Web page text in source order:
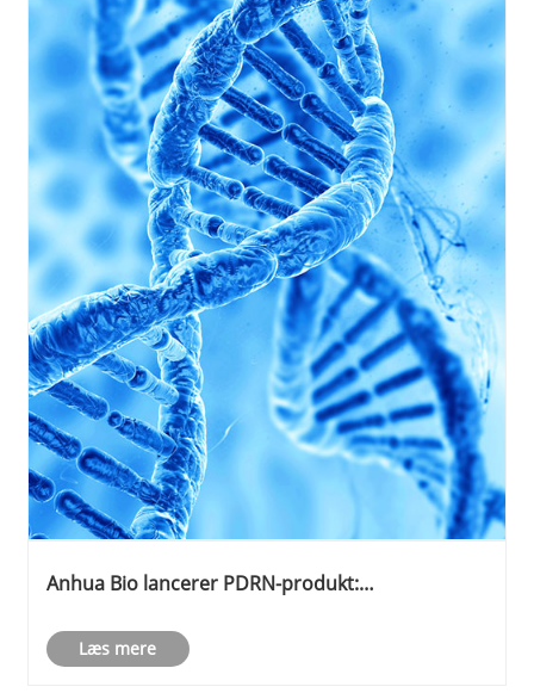
Anhua Bio lancerer PDRN-produkt:
vævsregenereringsråmaterialer med syntetisk
biologiLæs mere